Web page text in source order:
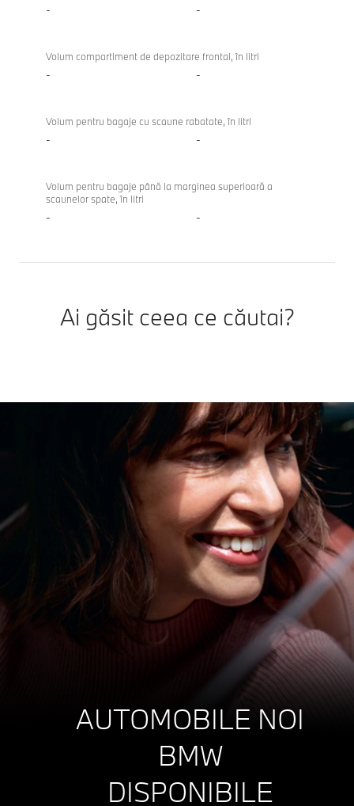
- -
Volum compartiment de depozitare frontal, în litri
- -
Volum pentru bagaje cu scaune rabatate, în litri
- -
Volum pentru bagaje până la marginea superioară a
scaunelor spate, în litri
- -
Ai găsit ceea ce căutai?
AUTOMOBILE NOI
BMW
DISPONIBILE